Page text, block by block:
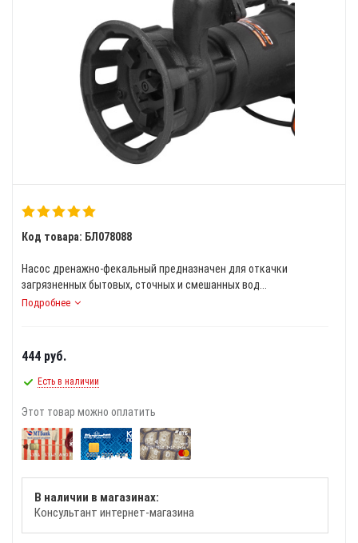
Код товара: БЛ078088
Насос дренажно-фекальный предназначен для откачки
загрязненных бытовых, сточных и смешанных вод...
Подробнее
444 руб.
Есть в наличии
Этот товар можно оплатить
В наличии в магазинах:
Консультант интернет-магазина